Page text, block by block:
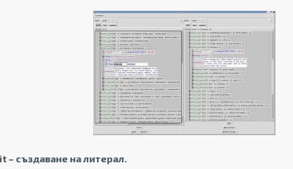
– създаване на литерал.